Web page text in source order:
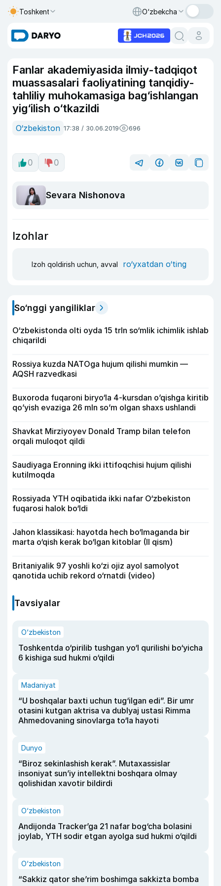
Toshkent O‘zbekcha
Fanlar akademiyasida ilmiy-tadqiqot
muassasalari faoliyatining tanqidiy-
tahliliy muhokamasiga bag‘ishlangan
yig‘ilish o‘tkazildi
O‘zbekiston 17:38 / 30.06.2019 696
0 0
Sevara Nishonova
Izohlar
Izoh qoldirish uchun, avval ro‘yxatdan o‘ting
So‘nggi yangiliklar
O‘zbekistonda olti oyda 15 trln so‘mlik ichimlik ishlab
chiqarildi
Rossiya kuzda NATOga hujum qilishi mumkin —
AQSH razvedkasi
Buxoroda fuqaroni biryo‘la 4-kursdan o’qishga kiritib
qo’yish evaziga 26 mln so’m olgan shaxs ushlandi
Shavkat Mirziyoyev Donald Tramp bilan telefon
orqali muloqot qildi
Saudiyaga Eronning ikki ittifoqchisi hujum qilishi
kutilmoqda
Rossiyada YTH oqibatida ikki nafar O‘zbekiston
fuqarosi halok bo‘ldi
Jahon klassikasi: hayotda hech bo‘lmaganda bir
marta o‘qish kerak bo‘lgan kitoblar (II qism)
Britaniyalik 97 yoshli ko‘zi ojiz ayol samolyot
qanotida uchib rekord o‘rnatdi (video)
Tavsiyalar
O‘zbekiston
Toshkentda o‘pirilib tushgan yo‘l qurilishi bo‘yicha
6 kishiga sud hukmi o‘qildi
Madaniyat
“U boshqalar baxti uchun tug‘ilgan edi”. Bir umr
otasini kutgan aktrisa va dublyaj ustasi Rimma
Ahmedovaning sinovlarga to‘la hayoti
Dunyo
“Biroz sekinlashish kerak”. Mutaxassislar
insoniyat sun’iy intellektni boshqara olmay
qolishidan xavotir bildirdi
O‘zbekiston
Andijonda Tracker’ga 21 nafar bog‘cha bolasini
joylab, YTH sodir etgan ayolga sud hukmi o‘qildi
O‘zbekiston
“Sakkiz qator she’rim boshimga sakkizta bomba